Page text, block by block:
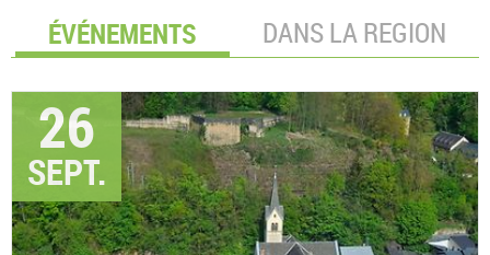
ÉVÉNEMENTS DANS LA REGION
26
SEPT.